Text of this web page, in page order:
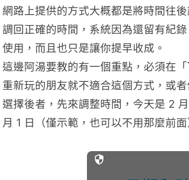
網路上提供的方式大概都是將時間往
調回正確的時間，系統因為還留有紀
使用，而且也只是讓你提早收成。
這邊阿湯要教的有一個重點，必須在「
重新玩的朋友就不適合這個方式，或
選擇後者，先來調整時間，今天是 2
月 1 日（僅示範，也可以不用那麼前面